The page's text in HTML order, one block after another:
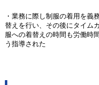
・業務に際し制服の着用を義
替えを行い、その後にタイム
服への着替えの時間も労働時
う指導された